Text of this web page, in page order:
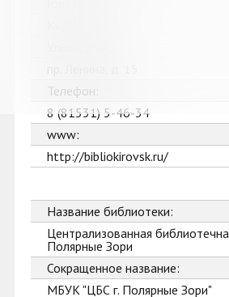
Телефон:
8 (81531) 5-46-34
www:
http://bibliokirovsk.ru/
Название библиотеки:
Централизованная
Полярные Зори
Сокращенное название:
МБУК "ЦБС г. Полярные Зори"